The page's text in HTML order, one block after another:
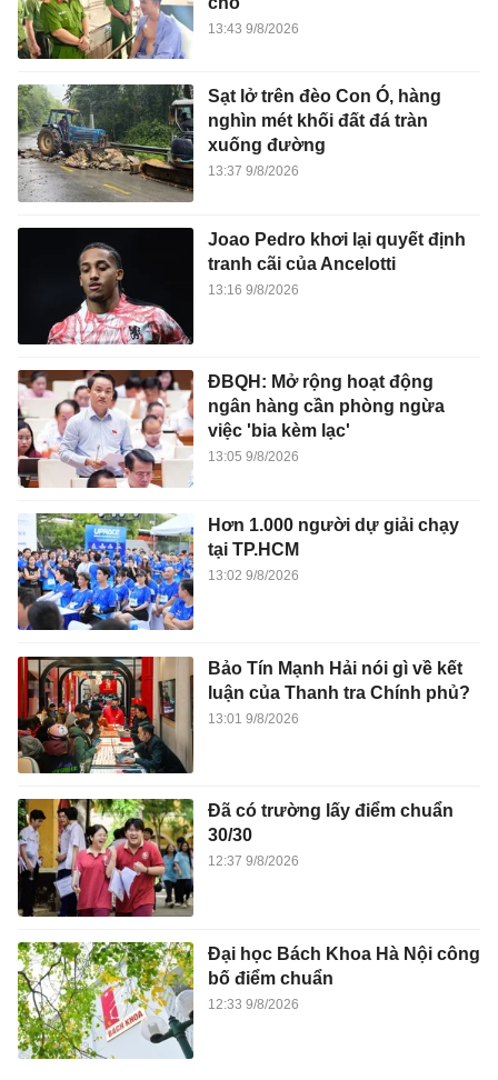
13:43 9/8/2026
Sạt lở trên đèo Con Ó, hàng
nghìn mét khối đất đá tràn
xuống đường
13:37 9/8/2026
Joao Pedro khơi lại quyết định
tranh cãi của Ancelotti
13:16 9/8/2026
ĐBQH: Mở rộng hoạt động
ngân hàng cần phòng ngừa
việc 'bia kèm lạc'
13:05 9/8/2026
Hơn 1.000 người dự giải chạy
tại TP.HCM
13:02 9/8/2026
Bảo Tín Mạnh Hải nói gì về kết
luận của Thanh tra Chính phủ?
13:01 9/8/2026
Đã có trường lấy điểm chuẩn
30/30
12:37 9/8/2026
Đại học Bách Khoa Hà Nội công
bố điểm chuẩn
12:33 9/8/2026